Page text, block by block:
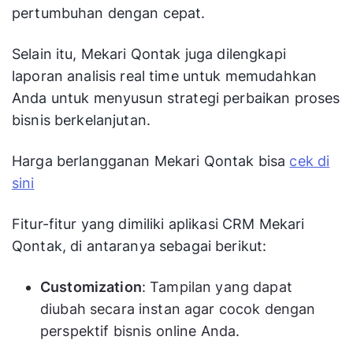
pertumbuhan dengan cepat.
Selain itu, Mekari Qontak juga dilengkapi
laporan analisis real time untuk memudahkan
Anda untuk menyusun strategi perbaikan proses
bisnis berkelanjutan.
Harga berlangganan Mekari Qontak bisa cek di
sini
Fitur-fitur yang dimiliki aplikasi CRM Mekari
Qontak, di antaranya sebagai berikut:
Customization: Tampilan yang dapat
diubah secara instan agar cocok dengan
perspektif bisnis online Anda.